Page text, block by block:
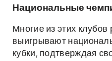
Национальные
Многие из этих клубов
выигрывают
кубки, подтверждая